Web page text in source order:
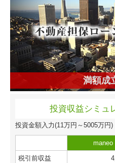
満額成
投資収益シミュ
投資金額入力(11万円～5005万円)
maneo
税引前収益